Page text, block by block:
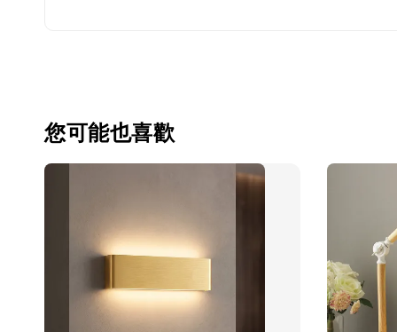
您可能也喜歡